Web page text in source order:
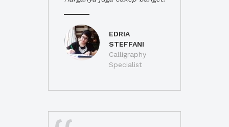
EDRIA
STEFFANI
Calligraphy
Specialist